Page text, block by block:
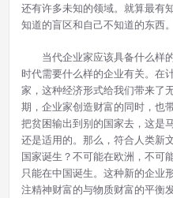
还有许多未知的领域。就算最有
知道的盲区和自己不知道的东西。
当代企业家应该具备什么样
时代需要什么样的企业有关。在
家，这种经济形式给我们带来了
期，企业家创造财富的同时，也
把贫困输出到别的国家去，这是
还是适用的。那么，符合人类新
国家诞生？不可能在欧洲，不可
只能在中国诞生。这种新的企业
注精神财富的与物质财富的平衡